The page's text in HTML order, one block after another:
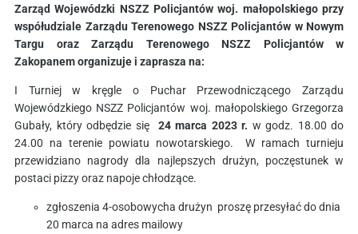
Zarząd Wojewódzki NSZZ Policjantów woj. małopolskiego przy
współudziale Zarządu Terenowego NSZZ Policjantów w Nowym
Targu oraz Zarządu Terenowego NSZZ Policjantów w
Zakopanemorganizuje i zaprasza na:
I Turniej w kręgle o Puchar Przewodniczącego Zarządu
Wojewódzkiego NSZZ Policjantów woj. małopolskiego Grzegorza
Gubały, który odbędzie się 24 marca 2023 r. w godz. 18.00 do
24.00 na terenie powiatu nowotarskiego. W ramach turnieju
przewidziano nagrody dla najlepszych drużyn, poczęstunek w
postaci pizzy oraz napoje chłodzące.
zgłoszenia 4-osobowycha drużyn proszę przesyłać do dnia
20 marca na adres mailowy